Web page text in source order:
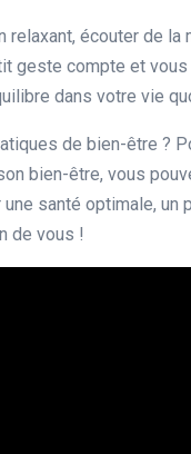
écouter de
geste compte et
dans votre vie
de bien-être ?
bien-être, vous
santé optimale, un
de vous !